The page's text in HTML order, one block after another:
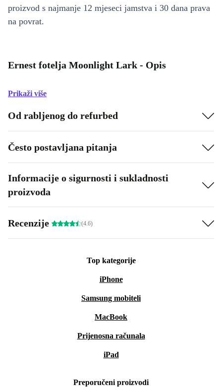
proizvod s najmanje 12 mjeseci jamstva i 30 dana prava
na povrat.
Ernest fotelja Moonlight Lark - Opis
Prikaži više
Od rabljenog do refurbed
Često postavljana pitanja
Informacije o sigurnosti i sukladnosti
proizvoda
Recenzije (4.6)
Top kategorije
iPhone
Samsung mobiteli
MacBook
Prijenosna računala
iPad
Preporučeni proizvodi